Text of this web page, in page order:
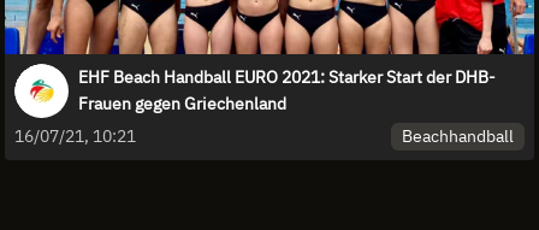
EHF Beach Handball EURO 2021: Starker Start der DHB-
Frauen gegen Griechenland
16/07/21, 10:21
Beachhandball